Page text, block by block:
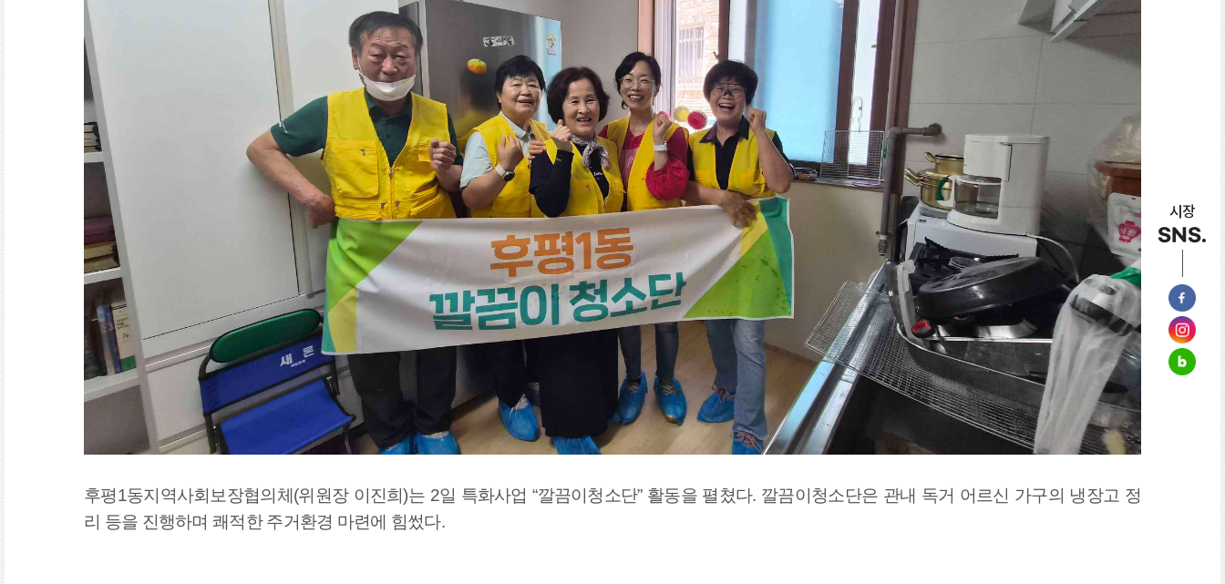
시장
SNS.
후평1동지역사회보장협의체 (위원장 이진희)는 2일 특화사업“깔끔이청소단” 활동을 펼쳤다. 깔끔이청소단은 관내 독거 어르신 가구의 냉장고 정
리 등을 진행하며 쾌적한 주거환경 마련에 힘썼다.